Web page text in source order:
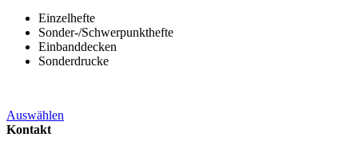
Einzelhefte
Sonder-/Schwerpunkthefte
Einbanddecken
Sonderdrucke
Auswählen
Kontakt